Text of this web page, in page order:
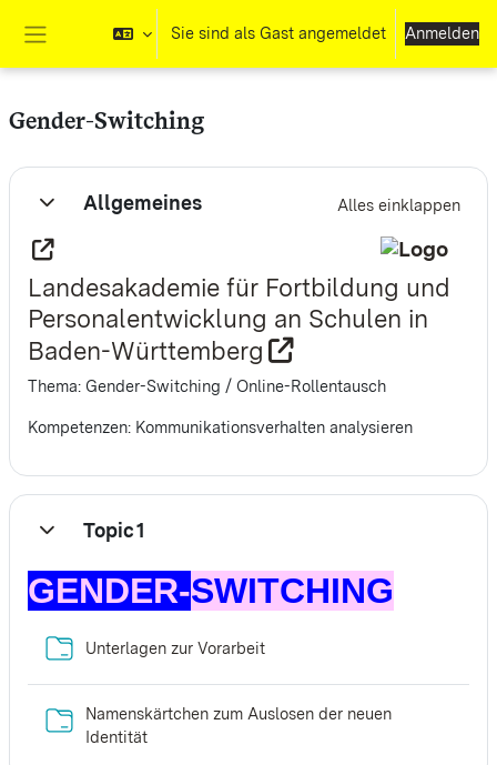
Website-Übersicht
Sie sind als Gast angemeldet Anmelden
Gender-Switching
Abschnittsübersicht
EinklappenAllgemeines Alles einklappen
Landesakademie für Fortbildung und
Personalentwicklung an Schulen in
Baden-Württemberg
Thema: Gender-Switching / Online-Rollentausch
Kompetenzen: Kommunikationsverhalten analysieren
Einklappen
Topic 1
GENDER-SWITCHING
Unterlagen zur VorarbeitVerzeichnis
Namenskärtchen zum Auslosen der neuen
IdentitätVerzeichnis